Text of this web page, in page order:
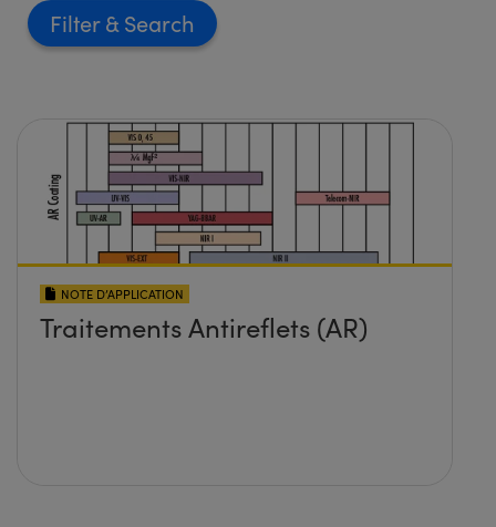
Filter
NOTE D’APPLICATION
Traitements Antireflets (AR)